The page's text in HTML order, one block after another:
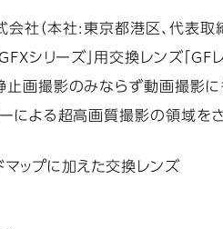
社（本社:東京都港区、代表取
シリーズ」用交換レンズ「
画撮影のみならず動画撮影に
による超高画質撮影の領域をさ
ップに加えた交換レンズ